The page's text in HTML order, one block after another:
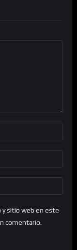
y sitio web en este
comentario.